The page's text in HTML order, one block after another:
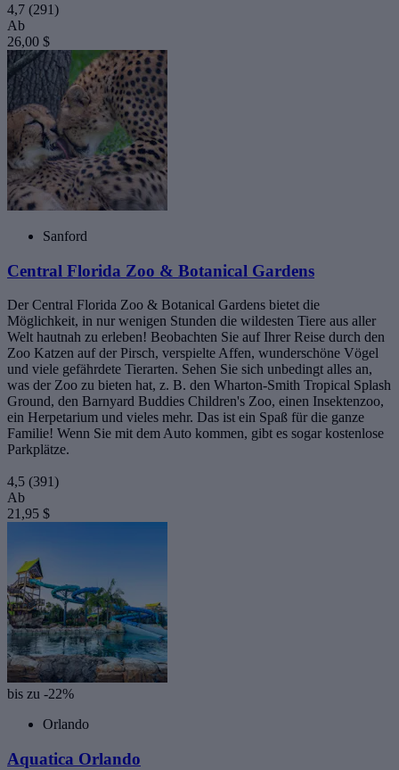
4,7 (291)
Ab
26,00 $
Sanford
Central Florida Zoo & Botanical Gardens
Der Central Florida Zoo & Botanical Gardens bietet die
Möglichkeit, in nur wenigen Stunden die wildesten Tiere aus aller
Welt hautnah zu erleben! Beobachten Sie auf Ihrer Reise durch den
Zoo Katzen auf der Pirsch, verspielte Affen, wunderschöne Vögel
und viele gefährdete Tierarten. Sehen Sie sich unbedingt alles an,
was der Zoo zu bieten hat, z. B. den Wharton-Smith Tropical Splash
Ground, den Barnyard Buddies Children's Zoo, einen Insektenzoo,
ein Herpetarium und vieles mehr. Das ist ein Spaß für die ganze
Familie! Wenn Sie mit dem Auto kommen, gibt es sogar kostenlose
Parkplätze.
4,5 (391)
Ab
21,95 $
bis zu -22%
Orlando
Aquatica Orlando